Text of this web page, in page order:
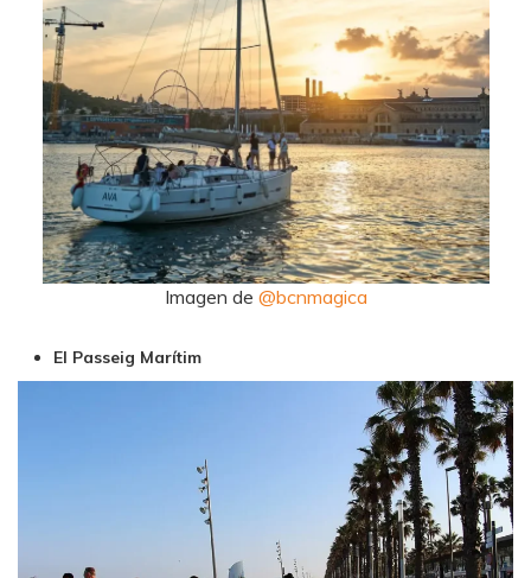
Imagen de @bcnmagica
El Passeig Marítim